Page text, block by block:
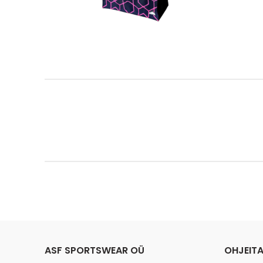
ASF SPORTSWEAR OÜ OHJEITA